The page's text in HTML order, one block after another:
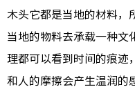
木头它都是当地的材料，
当地的物料去承载一种文
理都可以看到时间的痕迹
和人的摩擦会产生温润的